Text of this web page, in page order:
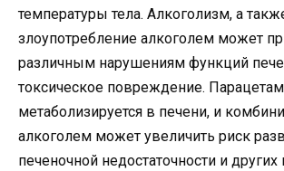
температуры тела. Алкоголизм, а
злоупотребление алкоголем может
различным нарушениям функций
токсическое повреждение.
метаболизируется в печени, и
алкоголем может увеличить риск
печеночной недостаточности и